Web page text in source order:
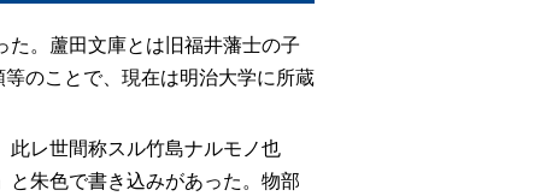
。蘆田文庫とは旧福井藩士の子
のことで、現在は明治大学に所蔵
レ世間称スル竹島ナルモノ也
朱色で書き込みがあった。物部